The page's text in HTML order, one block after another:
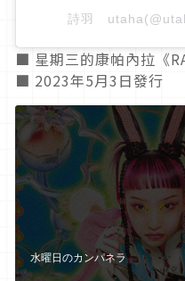
詩羽
■ 星期三的康帕內拉《
■ 2023年5月3日發行